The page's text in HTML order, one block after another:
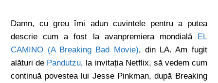
Damn, cu greu îmi adun cuvintele pentru a putea
descrie cum a fost la avanpremiera mondială EL
CAMINO (A Breaking Bad Movie), din LA. Am fugit
alături de Pandutzu, la invitația Netflix, să vedem cum
continuă povestea lui Jesse Pinkman, după Breaking